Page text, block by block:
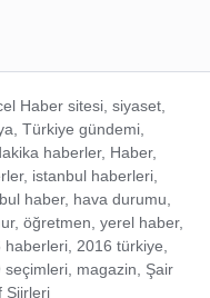
Haber sitesi, siyaset,
Türkiye gündemi,
haberler, Haber,
istanbul haberleri,
haber, hava durumu,
öğretmen, yerel haber,
haberleri, 2016 türkiye,
seçimleri, magazin, Şair
Şiirleri